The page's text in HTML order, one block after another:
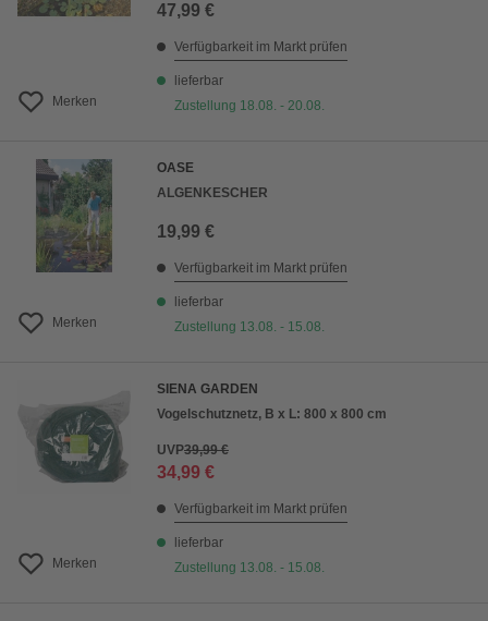
Merken
47,99 €
Verfügbarkeit im Markt prüfen
lieferbar
Zustellung 18.08. - 20.08.
Merken
OASE
ALGENKESCHER
19,99 €
Verfügbarkeit im Markt prüfen
lieferbar
Zustellung 13.08. - 15.08.
Merken
SIENA GARDEN
Vogelschutznetz, B x L: 800 x 800 cm
UVP39,99 €
34,99 €
Verfügbarkeit im Markt prüfen
lieferbar
Zustellung 13.08. - 15.08.